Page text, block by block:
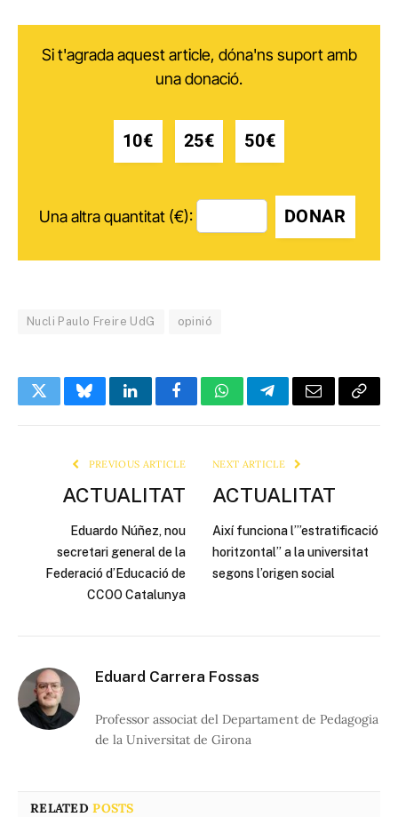
Si t'agrada aquest article, dóna'ns suport amb
una donació.
10€ 25€ 50€
Una altra quantitat (€): DONAR
Nucli Paulo Freire UdG opinió
TwitterBlueskyLinkedInFacebookWhatsAppTelegramEmail Copy
PREVIOUS ARTICLE
ACTUALITAT
Eduardo Núñez, nou
secretari general de la
Federació d’Educació de
CCOO Catalunya
NEXT ARTICLE
ACTUALITAT
Així funciona l’”estratificació
horitzontal” a la universitat
segons l’origen social
Eduard Carrera Fossas
Professor associat del Departament de Pedagogia
de la Universitat de Girona
RELATEDPOSTS